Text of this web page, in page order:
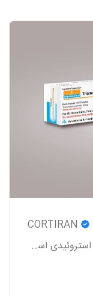
آمپول کورتیران (Cortiran) یک داروی استروئیدی است که معمولاً برای درمان التهاب و درد ناشی از شرایط مختلف پزشکی استفاده می‌شود.